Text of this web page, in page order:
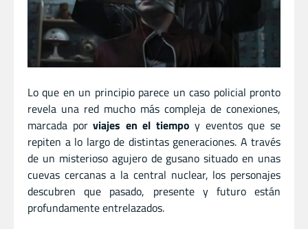
Lo que en un principio parece un caso policial pronto
revela una red mucho más compleja de conexiones,
marcada porviajes en el tiempo y eventos que se
repiten a lo largo de distintas generaciones. A través
de un misterioso agujero de gusano situado en unas
cuevas cercanas a la central nuclear, los personajes
descubren que pasado, presente y futuro están
profundamente entrelazados.